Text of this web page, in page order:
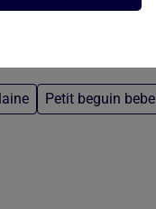
Petit beguin bebe